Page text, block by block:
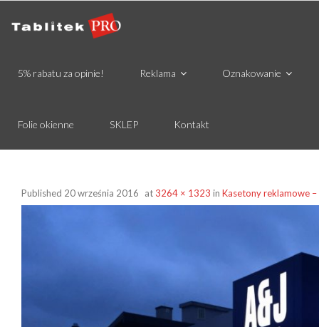
5% rabatu za opinie! Reklama Oznakowanie
Folie okienne SKLEP Kontakt
Published 20 września 2016 at3264 × 1323 in Kasetony reklamowe –